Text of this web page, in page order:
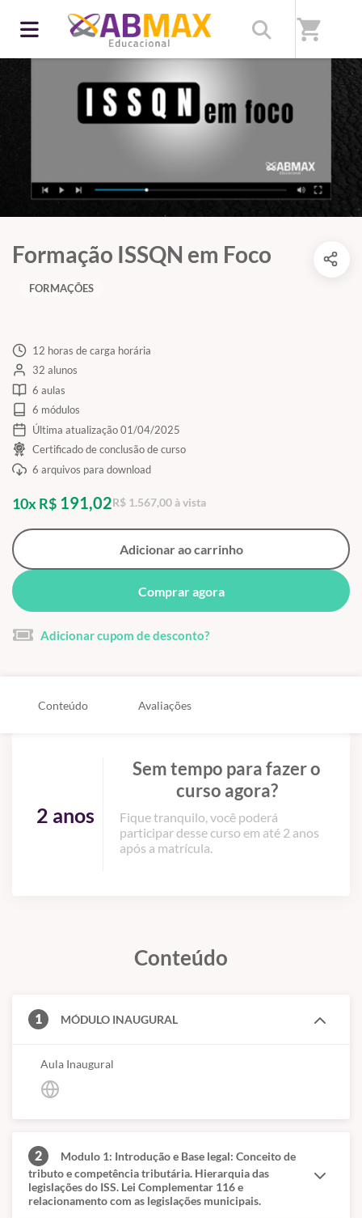
shopping_cart
Formação ISSQN em Foco
FORMAÇÕES
12 horas de carga horária
32 alunos
6 aulas
6 módulos
Última atualização 01/04/2025
Certificado de conclusão de curso
6 arquivos para download
10x R$ 191,02R$ 1.567,00 à vista
Adicionar ao carrinho
Comprar agora
Adicionar cupom de desconto?
Conteúdo Avaliações
2 anos
Sem tempo para fazer o
curso agora?
Fique tranquilo, você poderá
participar desse curso em até 2 anos
após a matrícula.
Conteúdo
1 MÓDULO INAUGURAL
Aula Inaugural
2
Modulo 1: Introdução e Base legal: Conceito de
tributo e competência tributária. Hierarquia das
legislações do ISS. Lei Complementar 116 e
relacionamento com as legislações municipais.